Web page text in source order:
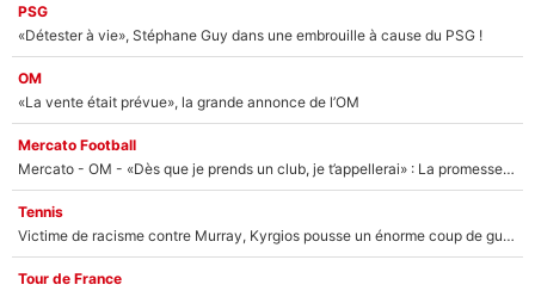
PSG
«Détester à vie», Stéphane Guy dans une embrouille à cause du PSG !
OM
«La vente était prévue», la grande annonce de l’OM
Mercato Football
Mercato - OM - «Dès que je prends un club, je t’appellerai» : La promesse de Marcelino au moment de claquer la porte
Tennis
Victime de racisme contre Murray, Kyrgios pousse un énorme coup de gueule !
Tour de France